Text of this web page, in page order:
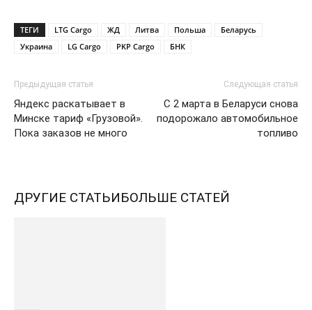
ТЕГИ LTG Cargo ЖД Литва Польша
Беларусь
Украина
LG Cargo PKP Cargo БНК
Предыдущая статья
Яндекс раскатывает в
Минске тариф «Грузовой».
Пока заказов не много
Следующая статья
С 2 марта в Беларуси снова
подорожало автомобильное
топливо
ДРУГИЕ СТАТЬИБОЛЬШЕ СТАТЕЙ